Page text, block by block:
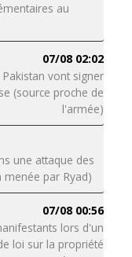
au
07/08 02:02
vont signer
(source proche de
l'armée)
une attaque des
par Ryad)
07/08 00:56
lors d'un
loi sur la propriété